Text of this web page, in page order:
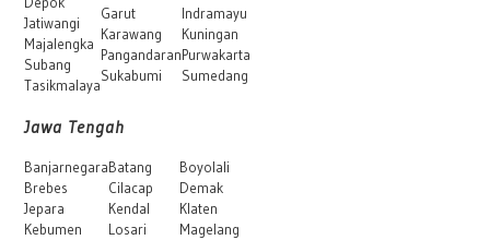
Jatiwangi
Majalengka
Subang
Tasikmalaya
Garut
Karawang
Pangandaran
Sukabumi
Indramayu
Kuningan
Purwakarta
Sumedang
Jawa Tengah
Banjarnegara
Brebes
Jepara
Kebumen
Batang
Cilacap
Kendal
Losari
Boyolali
Demak
Klaten
Magelang